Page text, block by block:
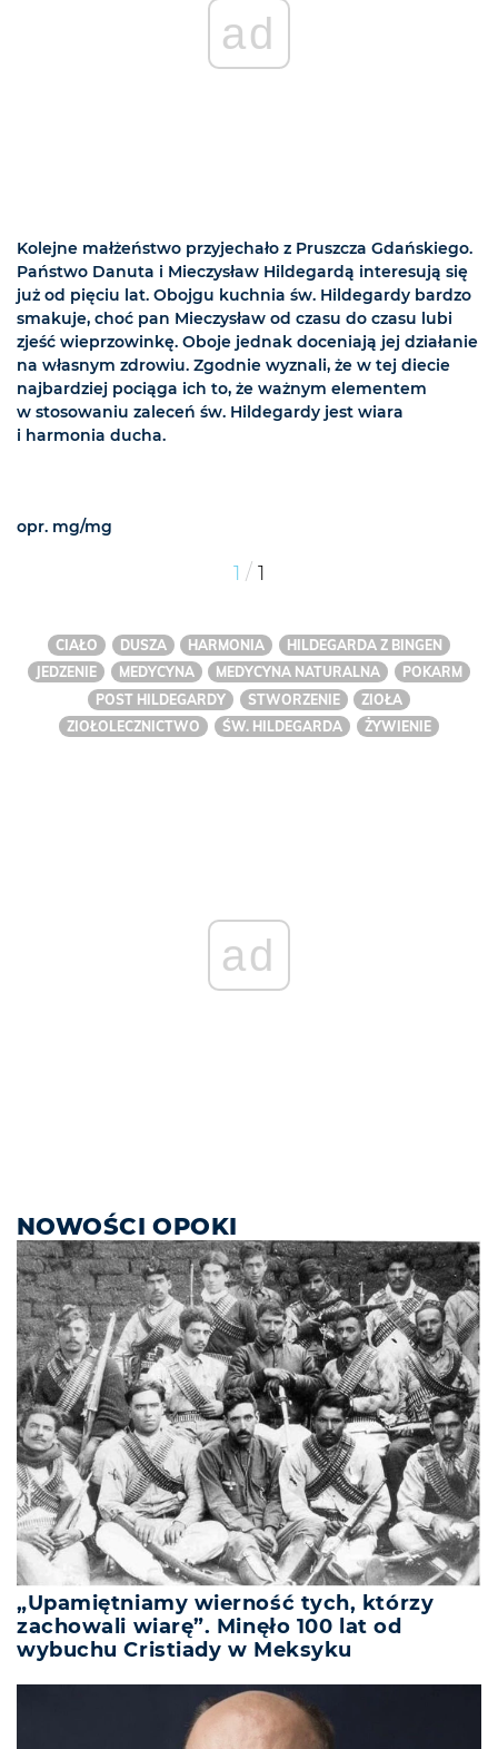
ad
Kolejne małżeństwo przyjechało z Pruszcza Gdańskiego.
Państwo Danuta i Mieczysław Hildegardą interesują się
już od pięciu lat. Obojgu kuchnia św. Hildegardy bardzo
smakuje, choć pan Mieczysław od czasu do czasu lubi
zjeść wieprzowinkę. Oboje jednak doceniają jej działanie
na własnym zdrowiu. Zgodnie wyznali, że w tej diecie
najbardziej pociąga ich to, że ważnym elementem
w stosowaniu zaleceń św. Hildegardy jest wiara
i harmonia ducha.
opr. mg/mg
1 / 1
CIAŁO DUSZA HARMONIA
HILDEGARDA Z BINGEN
JEDZENIE
MEDYCYNA MEDYCYNA NATURALNA
POKARM
POST HILDEGARDY
STWORZENIE
ZIOŁA
ZIOŁOLECZNICTWO
ŚW. HILDEGARDA ŻYWIENIE
ad
NOWOŚCI OPOKI
„Upamiętniamy wierność tych, którzy
zachowali wiarę”. Minęło 100 lat od
wybuchu Cristiady w Meksyku